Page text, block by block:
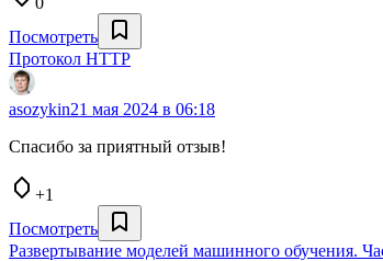
Посмотреть
Протокол HTTP
asozykin21 мая 2024 в 06:18
Спасибо за приятный отзыв!
+1
Посмотреть
Развертывание моделей машинного обучения.